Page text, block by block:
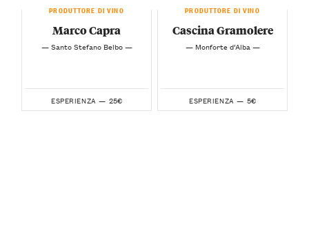
PRODUTTORE DI VINO
Marco Capra
— Santo Stefano Belbo —
ESPERIENZA — 25€
PRODUTTORE DI VINO
Cascina Gramolere
— Monforte d’Alba —
ESPERIENZA — 5€